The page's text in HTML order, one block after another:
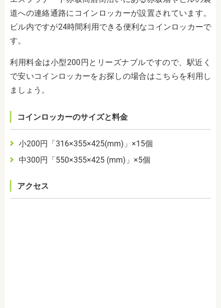
道への連絡通路にコインロッカーが設置されています。
ビル内ですが24時間利用できる便利なコインロッカーで
す。
利用料金は小型200円とリーズナブルですので、駅近く
で安いコインロッカーをお探しの場合はこちらを利用し
ましょう。
コインロッカーのサイズと料金
小200円「 316×355×425(mm) 」×15個
中300円「 550×355×425 (mm) 」×5個
アクセス